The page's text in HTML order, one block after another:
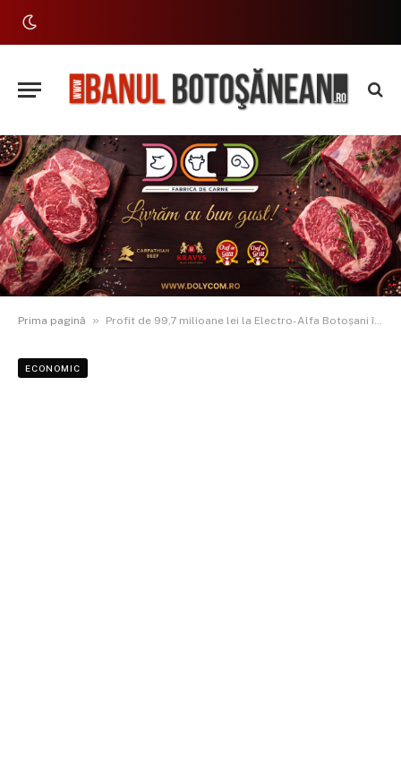
Prima pagină » Profit de 99,7 milioane lei la Electro-Alfa Botoșani în 2025. Dividende de 39,5 milioane lei
ECONOMIC